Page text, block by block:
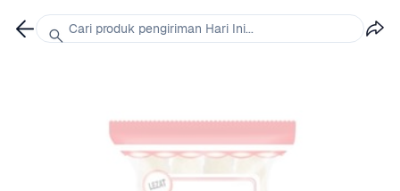
Cari produk pengiriman Hari Ini...